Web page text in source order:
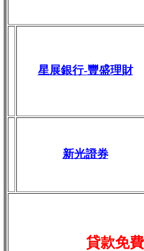
星展銀行-豐盛理財
新光證券
貸款免